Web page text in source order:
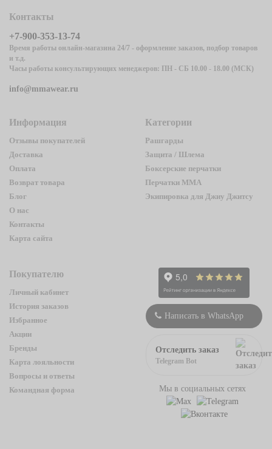
Контакты
+7-900-353-13-74
Время работы онлайн-магазина 24/7 - оформление заказов, подбор товаров
и т.д.
Часы работы консультирующих менеджеров: ПН - СБ 10.00 - 18.00 (МСК)
info@mmawear.ru
Информация
Отзывы покупателей
Доставка
Оплата
Возврат товара
Блог
О нас
Контакты
Карта сайта
Категории
Рашгарды
Защита / Шлема
Боксерские перчатки
Перчатки ММА
Экипировка для Джиу Джитсу
Покупателю
Личный кабинет
История заказов
Избранное
Акции
Бренды
Карта лояльности
Вопросы и ответы
Командная форма
Написать в WhatsApp
Отследить заказ
Telegram Bot
Мы в социальных сетях